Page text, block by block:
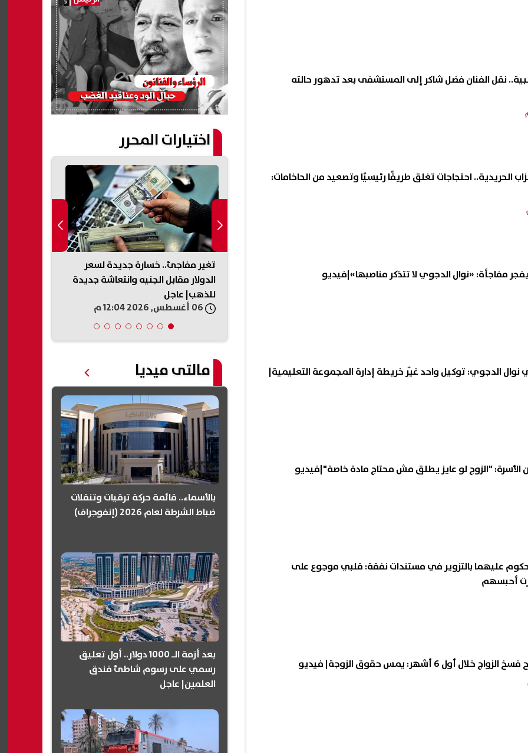
نقل الفنان فضل شاكر إلى المستشفى بعد تدهور حالته
الحريدية.. احتجاجات تغلق طريقًا رئيسيًا وتصعيد من الحاخامات:
مفاجأة: «نوال الدجوي لا تتذكر مناصبها»|فيديو
الدجوي: توكيل واحد غيّر خريطة إدارة المجموعة التعليمية|
الأسرة: "الزوج لو عايز يطلق مش محتاج مادة خاصة"|فيديو
عليهما بالتزوير في مستندات نفقة: قلبي موجوع على
أحبسهم
أول 6 أشهر: يمس حقوق الزوجة| فيديو
اختيارات المحرر
الوزراء يستقبل المدير العام
اليونسكو: نسعى للتعاون
التراث الثقافي وجودة
تغير مفاجئ.. خسارة جديدة لسعر
الدولار مقابل الجنيه وانتعاشة جديدة
للذهب| عاجل
مالتى ميديا
بالأسماء.. قائمة حركة ترقيات وتنقلات
ضباط الشرطة لعام 2026 (إنفوجراف)
بعد أزمة الـ 1000 دولار.. أول تعليق
رسمي على رسوم شاطئ فندق
العلمين| عاجل